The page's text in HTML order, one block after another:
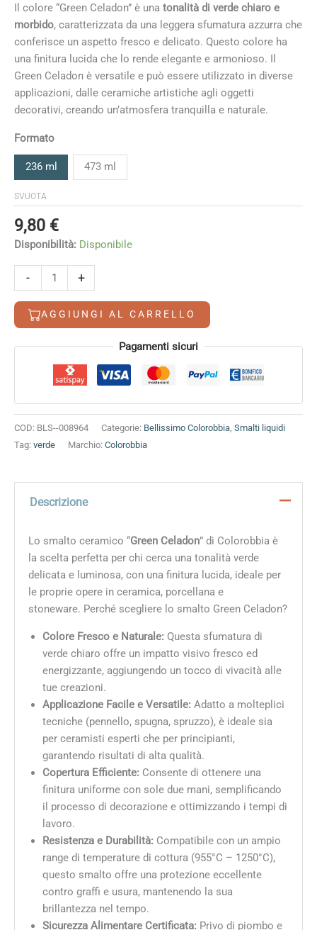
prezzo:
da
9,80 €
a
13,50 €
Il colore “Green Celadon” è una tonalità di verde chiaro e
morbido, caratterizzata da una leggera sfumatura azzurra che
conferisce un aspetto fresco e delicato. Questo colore ha
una finitura lucida che lo rende elegante e armonioso. Il
Green Celadon è versatile e può essere utilizzato in diverse
applicazioni, dalle ceramiche artistiche agli oggetti
decorativi, creando un’atmosfera tranquilla e naturale.
Formato
236 ml 473 ml
SVUOTA
9,80 €
Disponibilità: Disponibile
-
Celadon
quantità
+
AGGIUNGI AL CARRELLO
Alternative: Pagamenti sicuri
COD: BLS--008964 Categorie: Bellissimo Colorobbia, Smalti liquidi
Tag: verde Marchio: Colorobbia
Descrizione
Lo smalto ceramico “Green Celadon” di Colorobbia è
la scelta perfetta per chi cerca una tonalità verde
delicata e luminosa, con una finitura lucida, ideale per
le proprie opere in ceramica, porcellana e
stoneware. Perché scegliere lo smalto Green Celadon?
Colore Fresco e Naturale: Questa sfumatura di
verde chiaro offre un impatto visivo fresco ed
energizzante, aggiungendo un tocco di vivacità alle
tue creazioni.
Applicazione Facile e Versatile: Adatto a molteplici
tecniche (pennello, spugna, spruzzo), è ideale sia
per ceramisti esperti che per principianti,
garantendo risultati di alta qualità.
Copertura Efficiente: Consente di ottenere una
finitura uniforme con sole due mani, semplificando
il processo di decorazione e ottimizzando i tempi di
lavoro.
Resistenza e Durabilità: Compatibile con un ampio
range di temperature di cottura (955°C – 1250°C),
questo smalto offre una protezione eccellente
contro graffi e usura, mantenendo la sua
brillantezza nel tempo.
Sicurezza Alimentare Certificata: Privo di piombo e